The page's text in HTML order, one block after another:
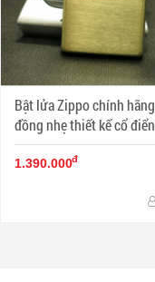
Bật lửa Zippo chính hãng
đồng nhẹ thiết kế cổ điển
1.390.000đ